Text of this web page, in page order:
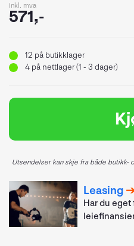
inkl. mva
571,-
12 på butikklager
4 på nettlager (1 - 3 dager)
Utsendelser kan skje fra både butikk-
Leasing
Har du